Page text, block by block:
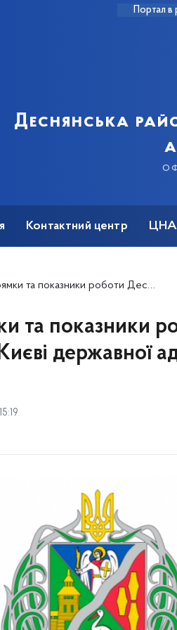
Портал в
Деснянська
Контактний центр
Деснянської районної в місті Києві державної адміністрації за січень 2025 року
та показники
державної